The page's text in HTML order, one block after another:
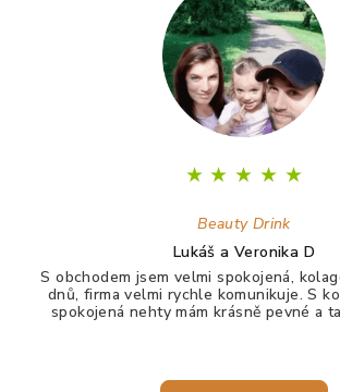
★ ★ ★ ★ ★
Beauty Drink
Lukáš a Veronika D
S obchodem jsem velmi spokojená,
dnů, firma velmi rychle komunikuje. S
spokojená nehty mám krásně pevné a